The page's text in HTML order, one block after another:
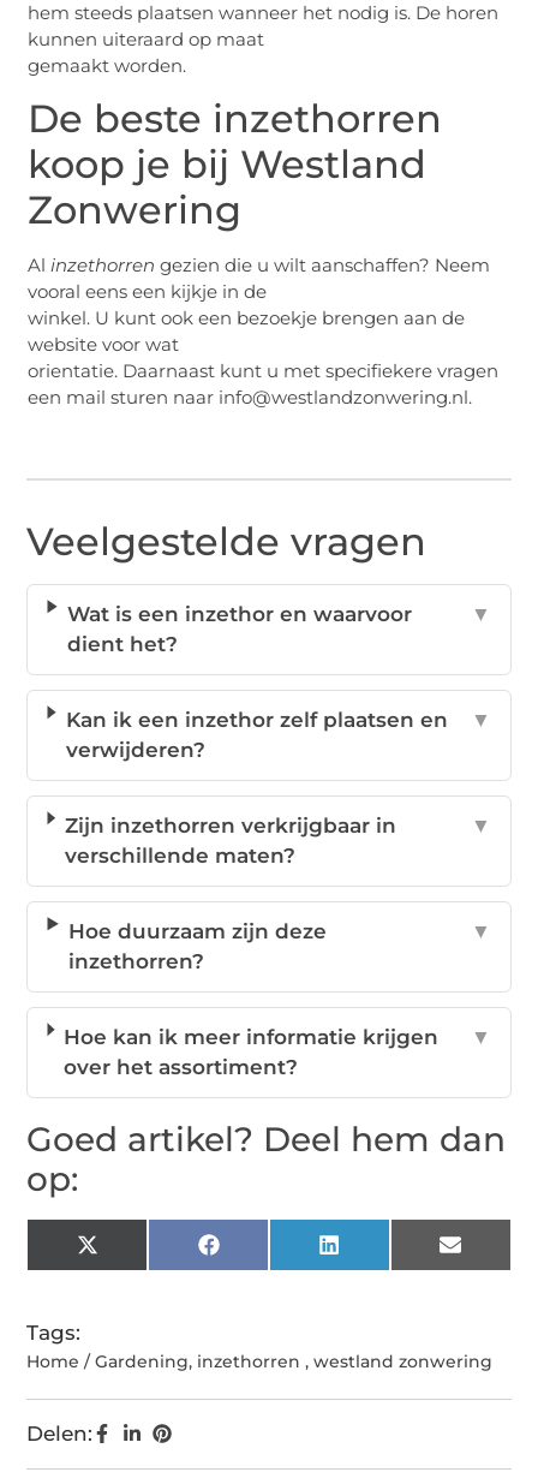
hem steeds plaatsen wanneer het nodig is. De horen
kunnen uiteraard op maat
gemaakt worden.
De beste inzethorren
koop je bij Westland
Zonwering
Alinzethorren gezien die u wilt aanschaffen? Neem
vooral eens een kijkje in de
winkel. U kunt ook een bezoekje brengen aan de
website voor wat
orientatie. Daarnaast kunt u met specifiekere vragen
een mail sturen naar info@westlandzonwering.nl.
Veelgestelde vragen
Wat is een inzethor en waarvoor
dient het?
▼
Kan ik een inzethor zelf plaatsen en
verwijderen?
▼
Zijn inzethorren verkrijgbaar in
verschillende maten?
▼
Hoe duurzaam zijn deze
inzethorren?
▼
Hoe kan ik meer informatie krijgen
over het assortiment?
▼
Goed artikel? Deel hem dan
op:
X
(Twitter)
Facebook LinkedIn Email
Tags:
Home / Gardening, inzethorren ,westland zonwering
Delen: